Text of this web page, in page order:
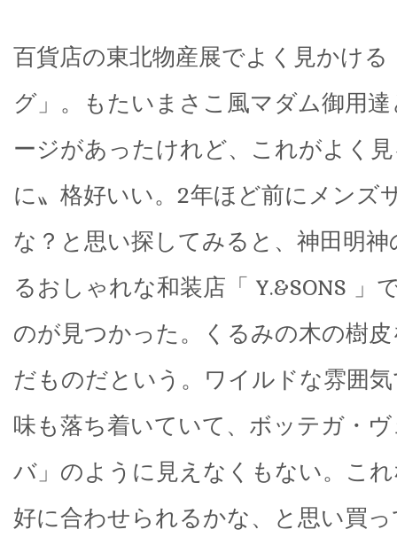
百貨店の東北物産展でよく見かけ
グ」。もたいまさこ風マダム御用
ージがあったけれど、これがよく
に〟格好いい。2年ほど前にメンズ
な？と思い探してみると、神田明
るおしゃれな和装店「 Y.&SONS 」
のが見つかった。くるみの木の樹
だものだという。ワイルドな雰囲
味も落ち着いていて、ボッテガ・
バ」のように見えなくもない。こ
好に合わせられるかな、と思い買